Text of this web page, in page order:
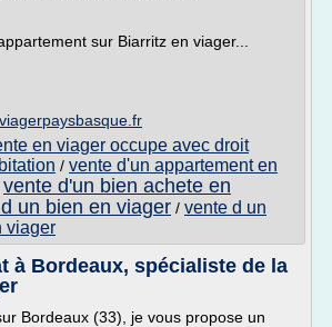
sur Biarritz en viager...
en viager occupe avec droit
/ vente d'un appartement en
vente d'un bien achete en
un bien en viager / vente d un
viager
à Bordeaux, spécialiste de la
Bordeaux (33), je vous propose un